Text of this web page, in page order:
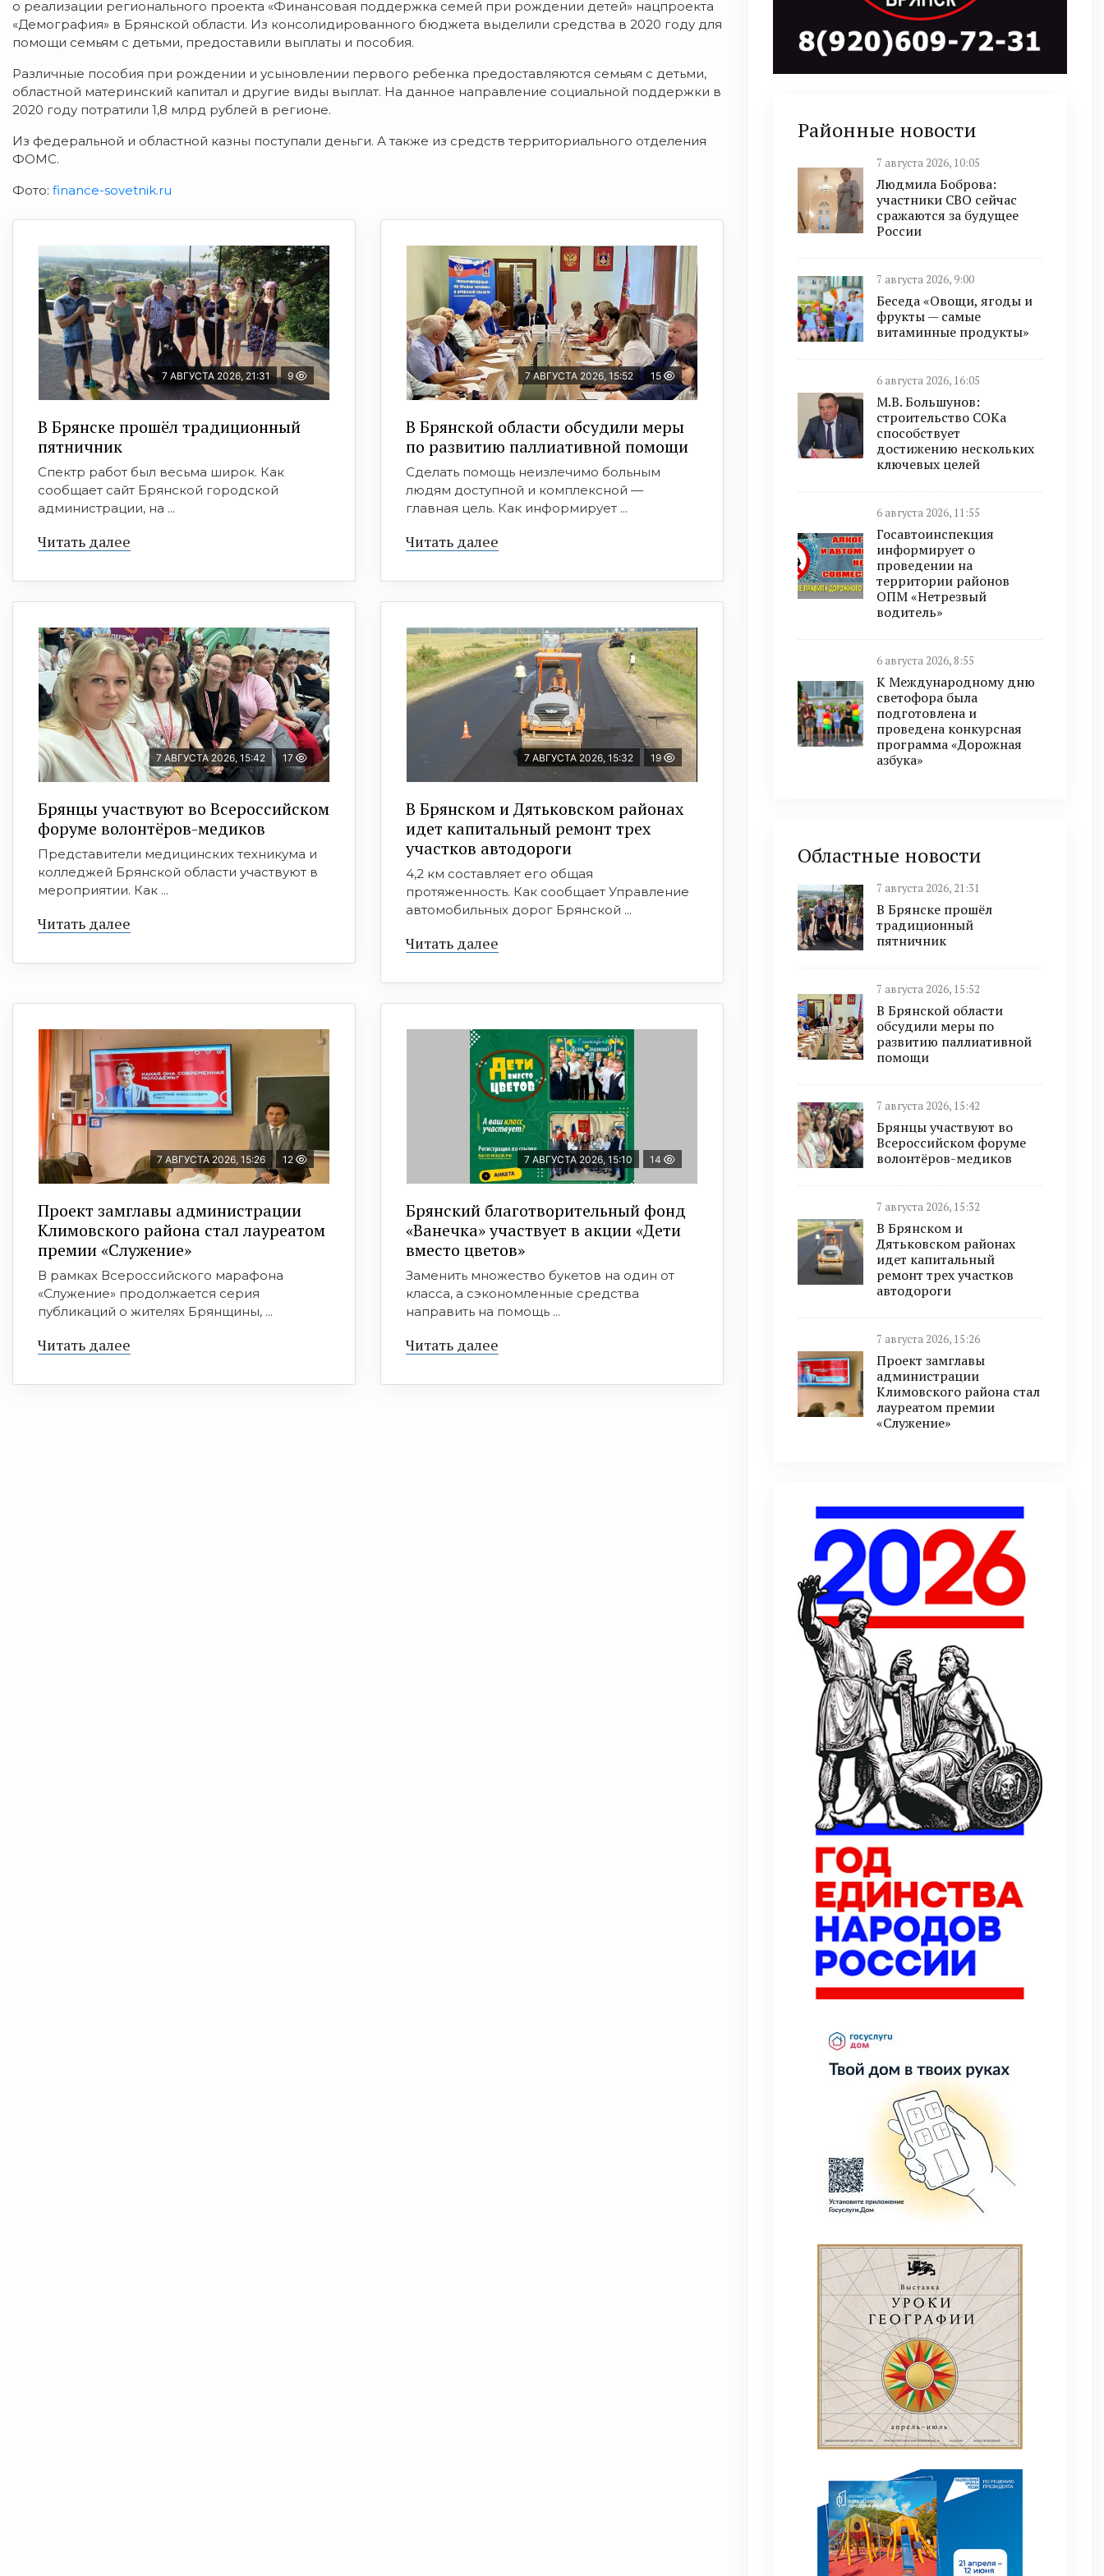
о реализации регионального проекта «Финансовая поддержка семей при рождении детей» нацпроекта
«Демография» в Брянской области. Из консолидированного бюджета выделили средства в 2020 году для
помощи семьям с детьми, предоставили выплаты и пособия.
Различные пособия при рождении и усыновлении первого ребенка предоставляются семьям с детьми,
областной материнский капитал и другие виды выплат. На данное направление социальной поддержки в
2020 году потратили 1,8 млрд рублей в регионе.
Из федеральной и областной казны поступали деньги. А также из средств территориального отделения
ФОМС.
Фото: finance-sovetnik.ru
7 АВГУСТА 2026, 21:31 9
В Брянске прошёл традиционный
пятничник
Спектр работ был весьма широк. Как
сообщает сайт Брянской городской
администрации, на ...
Читать далее
7 АВГУСТА 2026, 15:52 15
В Брянской области обсудили меры
по развитию паллиативной помощи
Сделать помощь неизлечимо больным
людям доступной и комплексной —
главная цель. Как информирует ...
Читать далее
7 АВГУСТА 2026, 15:42 17
Брянцы участвуют во Всероссийском
форуме волонтёров-медиков
Представители медицинских техникума и
колледжей Брянской области участвуют в
мероприятии. Как ...
Читать далее
7 АВГУСТА 2026, 15:32 19
В Брянском и Дятьковском районах
идет капитальный ремонт трех
участков автодороги
4,2 км составляет его общая
протяженность. Как сообщает Управление
автомобильных дорог Брянской ...
Читать далее
7 АВГУСТА 2026, 15:26 12
Проект замглавы администрации
Климовского района стал лауреатом
премии «Служение»
В рамках Всероссийского марафона
«Служение» продолжается серия
публикаций о жителях Брянщины, ...
Читать далее
7 АВГУСТА 2026, 15:10 14
Брянский благотворительный фонд
«Ванечка» участвует в акции «Дети
вместо цветов»
Заменить множество букетов на один от
класса, а сэкономленные средства
направить на помощь ...
Читать далее
Районные новости
7 августа 2026, 10:05
Людмила Боброва:
участники СВО сейчас
сражаются за будущее
России
7 августа 2026, 9:00
Беседа «Овощи, ягоды и
фрукты — самые
витаминные продукты»
6 августа 2026, 16:05
М.В. Большунов:
строительство СОКа
способствует
достижению нескольких
ключевых целей
6 августа 2026, 11:55
Госавтоинспекция
информирует о
проведении на
территории районов
ОПМ «Нетрезвый
водитель»
6 августа 2026, 8:55
К Международному дню
светофора была
подготовлена и
проведена конкурсная
программа «Дорожная
азбука»
Областные новости
7 августа 2026, 21:31
В Брянске прошёл
традиционный
пятничник
7 августа 2026, 15:52
В Брянской области
обсудили меры по
развитию паллиативной
помощи
7 августа 2026, 15:42
Брянцы участвуют во
Всероссийском форуме
волонтёров-медиков
7 августа 2026, 15:32
В Брянском и
Дятьковском районах
идет капитальный
ремонт трех участков
автодороги
7 августа 2026, 15:26
Проект замглавы
администрации
Климовского района стал
лауреатом премии
«Служение»